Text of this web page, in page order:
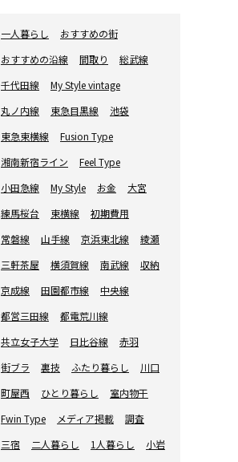
一人暮らし
おすすめの街
おすすめの沿線
間取り
総武線
千代田線
My Style vintage
丸ノ内線
東急目黒線
池袋
東急東横線
Fusion Type
湘南新宿ライン
Feel Type
小田急線
My Style お金
大宮
練馬桜台
東横線
初期費用
常磐線
山手線 京浜東北線
綾瀬
三軒茶屋
横須賀線 南武線
収納
京成線
田園都市線
中央線
都営三田線
都電荒川線
共立女子大学
日比谷線
赤羽
街ブラ
裏技 ふたり暮らし
川口
町屋西
ひとり暮らし
室内物干
Fwin Type
メディア掲載
調査
三宿
二人暮らし 1人暮らし
小岩